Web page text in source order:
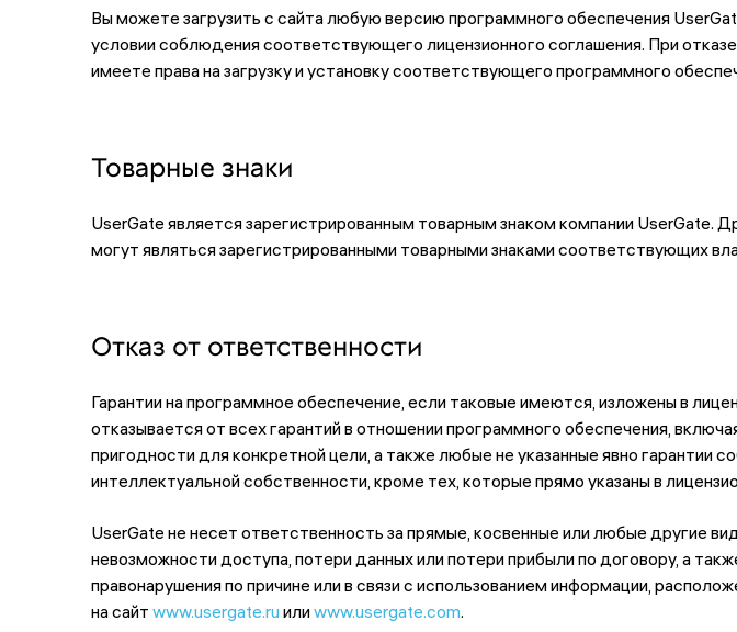
Вы можете загрузить с сайта любую версию программного обеспечения
условии соблюдения соответствующего лицензионного соглашения. При
имеете права на загрузку и установку соответствующего программного
Товарные знаки
UserGate является зарегистрированным товарным знаком компании UserGate.
могут являться зарегистрированными товарными знаками соответствующих
Отказ от ответственности
Гарантии на программное обеспечение, если таковые имеются, изложены в
отказывается от всех гарантий в отношении программного обеспечения,
пригодности для конкретной цели, а также любые не указанные явно гарантии
интеллектуальной собственности, кроме тех, которые прямо указаны в
UserGate не несет ответственность за прямые, косвенные или любые другие
невозможности доступа, потери данных или потери прибыли по договору, а
правонарушения по причине или в связи с использованием информации,
на сайт www.usergate.ru илиwww.usergate.com.